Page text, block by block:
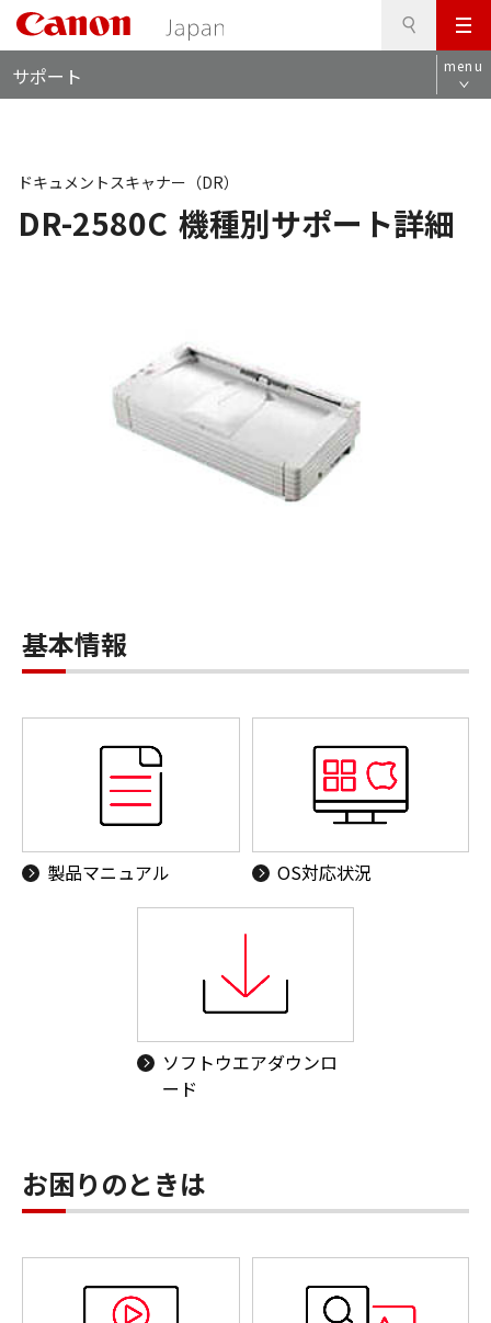
メ
ニ
ュ
サポート menu
DR-2580C 機種別サポート詳細
ドキュメントスキャナー（DR）
基本情報
製品マニュアル OS対応状況
ソフトウエアダウンロ
ード
お困りのときは